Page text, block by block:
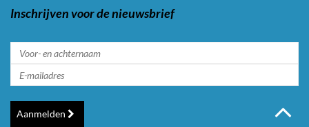
Inschrijven voor de nieuwsbrief
Aanmelden